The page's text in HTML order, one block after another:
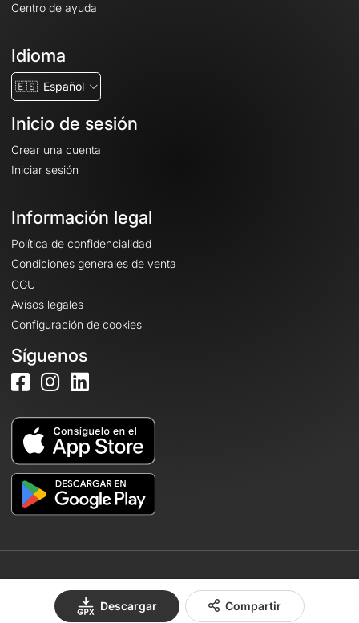
Descargar Compartir
Centro de ayuda
Idioma
🇪🇸 Español
Inicio de sesión
Crear una cuenta
Iniciar sesión
Información legal
Política de confidencialidad
Condiciones generales de venta
CGU
Avisos legales
Configuración de cookies
Síguenos